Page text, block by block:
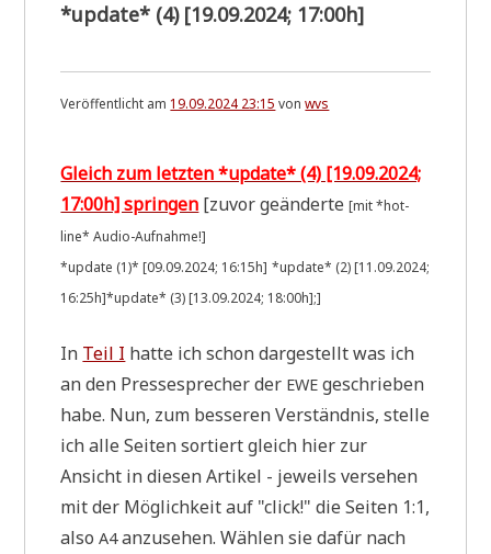
*update* (4) [19.09.2024; 17:00h]
Veröffentlicht am 19.09.2024 23:15 vonwvs
Gleich zum letz­ten *update* (4) [19.09.2024;
17:00h] sprin­gen [zuvor geän­der­te[mit *hot­
line* Audio-Auf­nah­me!]
*update (1)* [09.09.2024; 16:15h] *update* (2) [11.09.2024;
16:25h]*update* (3) [13.09.2024; 18:00h];]
In Teil I hat­te ich schon dar­ge­stellt was ich
an den Pres­se­spre­cher der EWE geschrie­ben
habe. Nun, zum bes­se­ren Ver­ständ­nis, stel­le
ich alle Sei­ten sor­tiert gleich hier zur
Ansicht in die­sen Arti­kel - jeweils ver­se­hen
mit der Mög­lich­keit auf "click!" die Sei­ten 1:1,
alsoA4anzu­se­hen. Wäh­len sie dafür nach